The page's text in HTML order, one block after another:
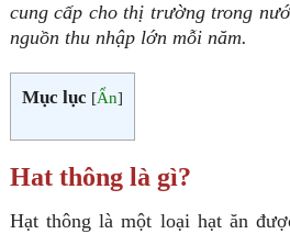
cung cấp cho thị trường trong
nguồn thu nhập lớn mỗi năm.
Mục lục [Ẩn]
Hat thông là gì?
Hạt thông là một loại hạt ăn